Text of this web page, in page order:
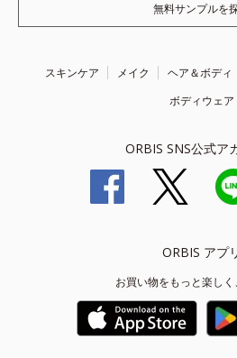
無料サンプルを
スキンケア メイク ヘア＆ボディ
ボディウェア
ORBIS SNS公式ア
ORBIS アプ
お買い物をもっと楽しく